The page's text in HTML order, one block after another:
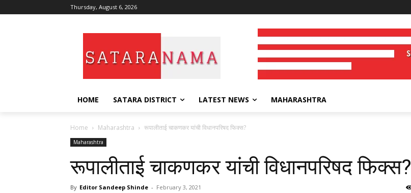
Thursday, August 6, 2026
HOME SATARA DISTRICT LATEST NEWS MAHARASHTRA
Home Maharashtra रूपालीताई चाकणकर यांची विधानपरिषद फिक्स?
Maharashtra
रूपालीताई चाकणकर यांची विधानपरिषद फिक्स?
By Editor Sandeep Shinde - February 3, 2021